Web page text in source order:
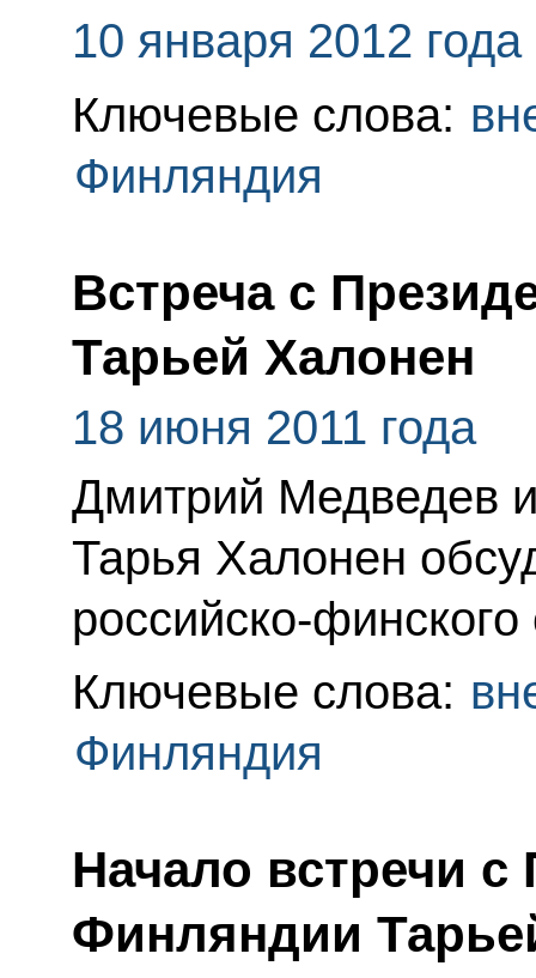
10 января 2012 года
Ключевые слова:
Финляндия
Встреча с
Тарьей Халонен
18 июня 2011 года
Дмитрий Медведев
Тарья Халонен
российско-финского
Ключевые слова:
Финляндия
Начало встречи с
Финляндии